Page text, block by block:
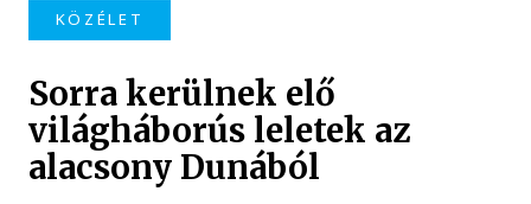
KÖZÉLET
Sorra kerülnek elő
világháborús leletek az
alacsony Dunából